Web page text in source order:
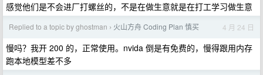
感觉他们是不会进厂打螺丝的，不是在做生意就是在打工学习做生意
Replied to a topic by ghostman › 火山方舟 Coding Plan 慎买 4 月 24 日
慢吗？我开 200 的，正常使用。nvida 倒是有免费的，慢得跟用内存
跑本地模型差不多